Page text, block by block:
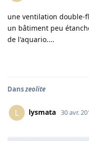
une ventilation double-
un bâtiment peu
de l'aquario....
Danszeolite
L lysmata 30 avr.